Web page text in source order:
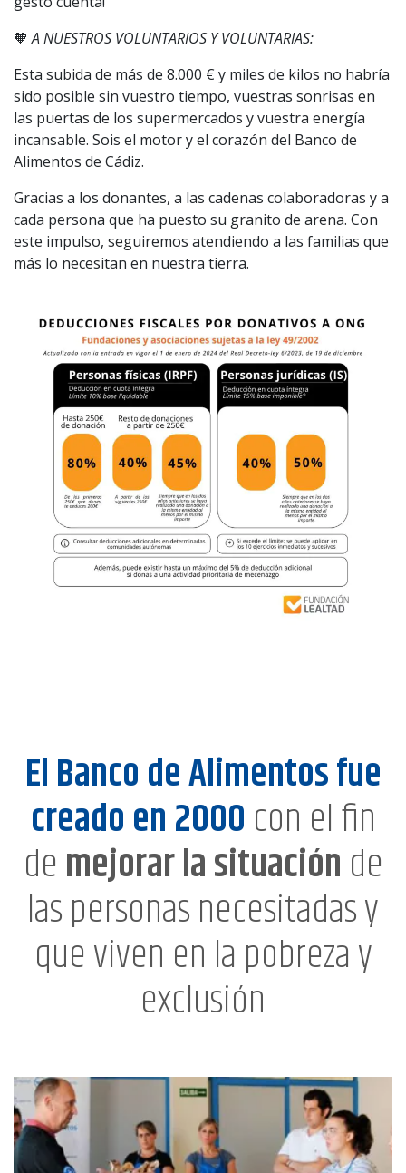
🧡A NUESTROS VOLUNTARIOS Y VOLUNTARIAS:
Esta subida de más de 8.000 € y miles de kilos no habría
sido posible sin vuestro tiempo, vuestras sonrisas en
las puertas de los supermercados y vuestra energía
incansable. Sois el motor y el corazón del Banco de
Alimentos de Cádiz.
Gracias a los donantes, a las cadenas colaboradoras y a
cada persona que ha puesto su granito de arena. Con
este impulso, seguiremos atendiendo a las familias que
más lo necesitan en nuestra tierra.
El Banco de Alimentos fue
creado en 2000 con el fin
de mejorar la situación de
las personas necesitadas y
que viven en la pobreza y
exclusión